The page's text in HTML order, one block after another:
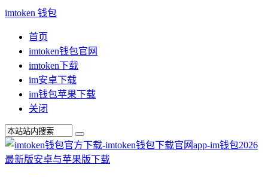
imtoken 钱包
首页
imtoken钱包官网
imtoken下载
im安卓下载
im钱包苹果下载
关闭